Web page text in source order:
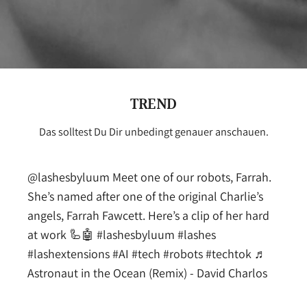
TREND
Das solltest Du Dir unbedingt genauer anschauen.
@lashesbyluum Meet one of our robots, Farrah.
She’s named after one of the original Charlie’s
angels, Farrah Fawcett. Here’s a clip of her hard
at work 🦾🤖 #lashesbyluum #lashes
#lashextensions#AI #tech #robots#techtok ♬
Astronaut in the Ocean (Remix) - David Charlos